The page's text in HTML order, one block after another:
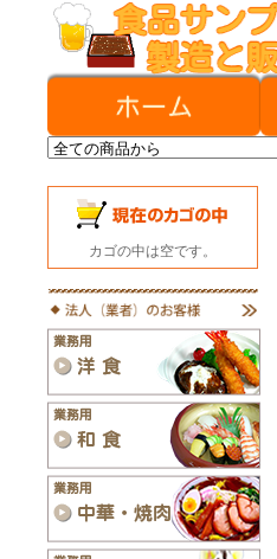
カゴの中は空です。